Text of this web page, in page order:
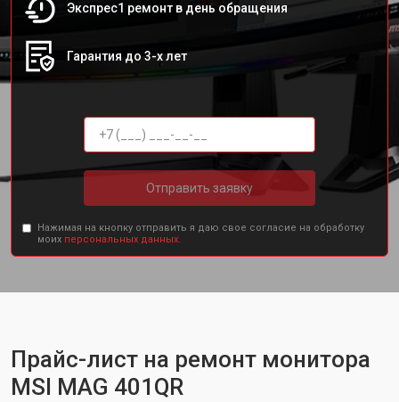
Экспрес1 ремонт в день обращения
Гарантия до 3-х лет
Отправить заявку
Нажимая на кнопку отправить я даю свое согласие на обработку
моих персональных данных.
Прайс-лист на ремонт монитора
MSI MAG 401QR